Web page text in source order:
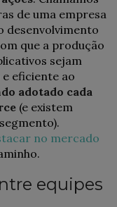
de uma empresa
desenvolvimento
que a produção
sejam
eficiente ao
adotado cada
(e existem
no mercado
equipes